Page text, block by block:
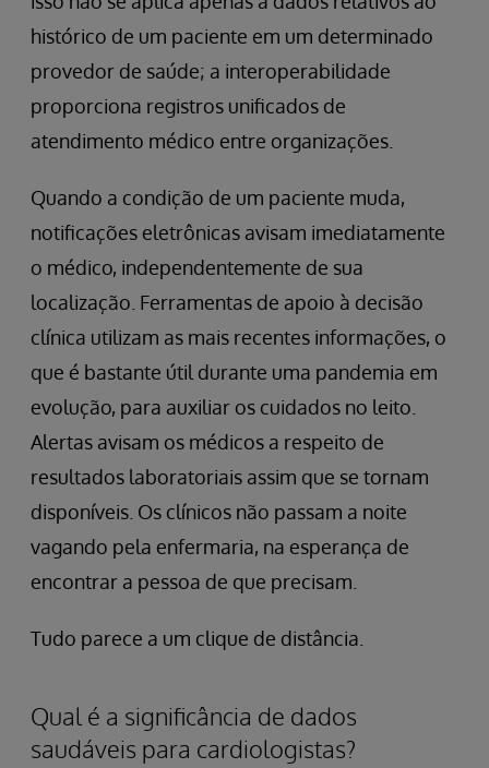
histórico de um paciente em um determinado
provedor de saúde; a interoperabilidade
proporciona registros unificados de
atendimento médico entre organizações.
Quando a condição de um paciente muda,
notificações eletrônicas avisam imediatamente
o médico, independentemente de sua
localização. Ferramentas de apoio à decisão
clínica utilizam as mais recentes informações, o
que é bastante útil durante uma pandemia em
evolução, para auxiliar os cuidados no leito.
Alertas avisam os médicos a respeito de
resultados laboratoriais assim que se tornam
disponíveis. Os clínicos não passam a noite
vagando pela enfermaria, na esperança de
encontrar a pessoa de que precisam.
Tudo parece a um clique de distância.
Qual é a significância de dados
saudáveis para cardiologistas?